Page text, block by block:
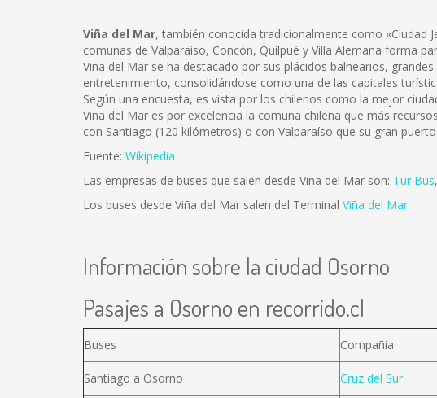
Viña del Mar, también conocida tradicionalmente como «Ciudad
comunas de Valparaíso, Concón, Quilpué y Villa Alemana forma
Viña del Mar se ha destacado por sus plácidos balnearios,
entretenimiento, consolidándose como una de las capitales
Según una encuesta, es vista por los chilenos como la mejor
Viña del Mar es por excelencia la comuna chilena que más
con Santiago (120 kilómetros) o con Valparaíso que su gran
Fuente: Wikipedia
Las empresas de buses que salen desde Viña del Mar son: Tur Bus,
Los buses desde Viña del Mar salen del Terminal Viña del Mar.
Información sobre la ciudad Osorno
Pasajes a Osorno en recorrido.cl
Buses Compañía
Santiago a Osorno Cruz del Sur